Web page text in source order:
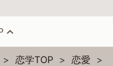
恋学TOP
恋愛